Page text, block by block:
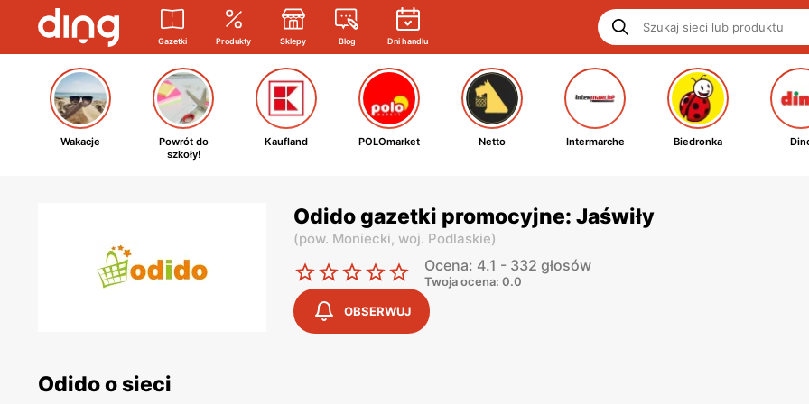
Gazetki Produkty Sklepy Blog Dni handlu
Wakacje
Powrót do
szkoły!
Kaufland POLOmarket Netto Intermarche Biedronka
Odido gazetki promocyjne: Jaświły
(pow. Moniecki, woj. Podlaskie)
Ocena: 4.1 - 332 głosów
Twoja ocena: 0.0
OBSERWUJ
Odido o sieci